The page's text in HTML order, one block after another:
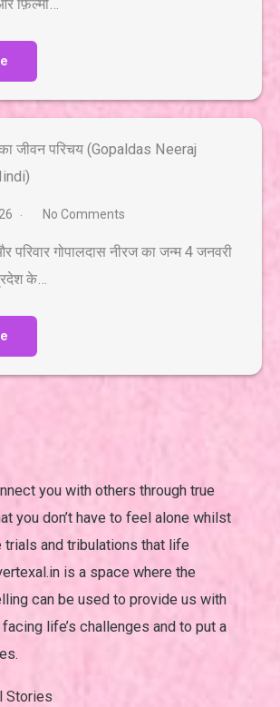
फ़िल्मी…
जीवन परिचय (Gopaldas Neeraj
No Comments
परिवार गोपालदास नीरज का जन्म 4 जनवरी
के…
you with others through true
you don’t have to feel alone whilst
trials and tribulations that life
is a space where the
can be used to provide us with
life’s challenges and to put a
Stories